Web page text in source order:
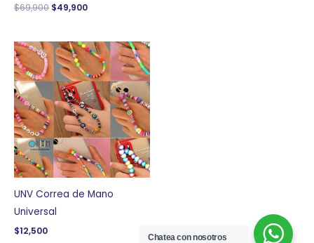
$69,900 $49,900
UNV Correa de Mano
Universal
$12,500
Chatea con nosotros